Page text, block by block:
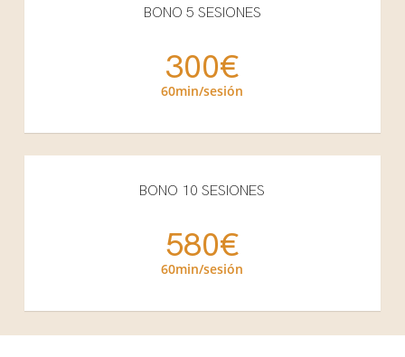
BONO 5 SESIONES
300€
60min/sesión
BONO 10 SESIONES
580€
60min/sesión